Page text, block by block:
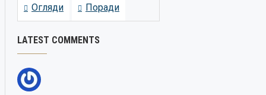
Огляди Поради
LATEST COMMENTS